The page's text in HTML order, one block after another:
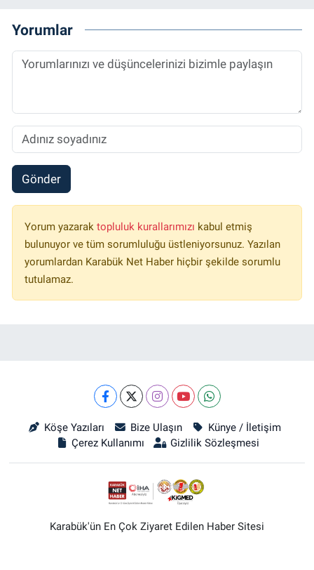
Yorumlar
Gönder
Yorum yazarak topluluk kurallarımızı kabul etmiş
bulunuyor ve tüm sorumluluğu üstleniyorsunuz. Yazılan
yorumlardan Karabük Net Haber hiçbir şekilde sorumlu
tutulamaz.
Köşe Yazıları Bize Ulaşın
Künye / İletişim
Çerez Kullanımı
Gizlilik Sözleşmesi
Karabük'ün En Çok Ziyaret Edilen Haber Sitesi